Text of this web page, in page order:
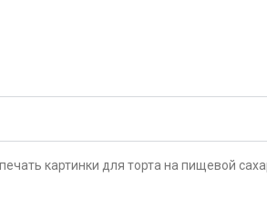
картинки для торта на пищевой